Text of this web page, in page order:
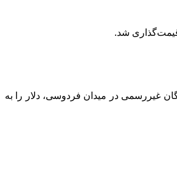
محدوده ۵۸ هزار تومان قرار دارد؛ به‌طوری که فروشندگان غیررسمی در میدان فردوسی، دلار را به